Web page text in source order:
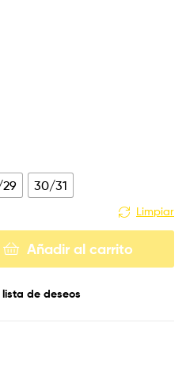
30/31
Limpiar
Añadir al carrito
de deseos